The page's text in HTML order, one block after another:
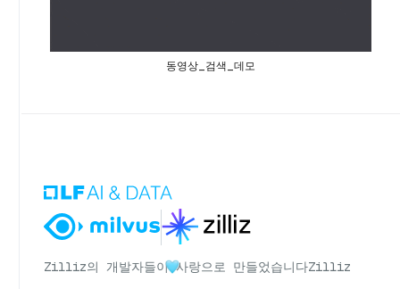
동영상_검색_데모
Zilliz의 개발자들이 사랑으로 만들었습니다Zilliz